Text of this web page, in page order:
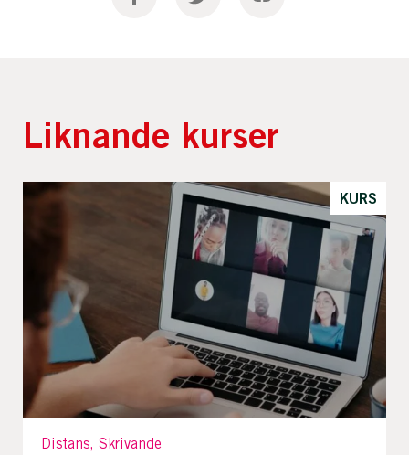
Liknande kurser
KURS
Distans, Skrivande